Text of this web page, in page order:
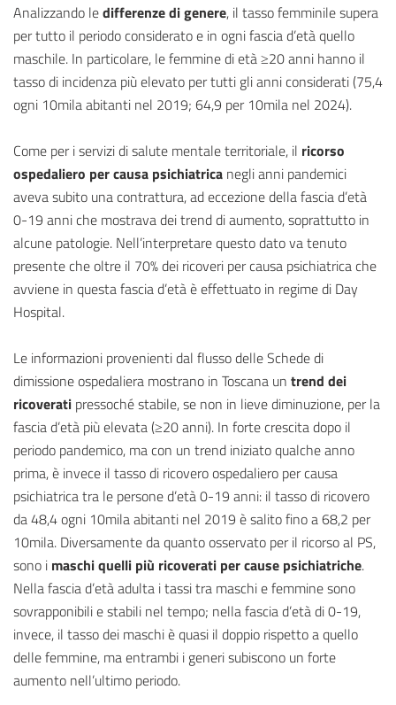
Analizzando ledifferenze di genere, il tasso femminile supera
per tutto il periodo considerato e in ogni fascia d’età quello
maschile. In particolare, le femmine di età ≥20 anni hanno il
tasso di incidenza più elevato per tutti gli anni considerati (75,4
ogni 10mila abitanti nel 2019; 64,9 per 10mila nel 2024).
Come per i servizi di salute mentale territoriale, il ricorso
ospedaliero per causa psichiatrica negli anni pandemici
aveva subito una contrattura, ad eccezione della fascia d’età
0-19 anni che mostrava dei trend di aumento, soprattutto in
alcune patologie. Nell’interpretare questo dato va tenuto
presente che oltre il 70% dei ricoveri per causa psichiatrica che
avviene in questa fascia d’età è effettuato in regime di Day
Hospital.
Le informazioni provenienti dal flusso delle Schede di
dimissione ospedaliera mostrano in Toscana un trend dei
ricoverati pressoché stabile, se non in lieve diminuzione, per la
fascia d’età più elevata (≥20 anni). In forte crescita dopo il
periodo pandemico, ma con un trend iniziato qualche anno
prima, è invece il tasso di ricovero ospedaliero per causa
psichiatrica tra le persone d’età 0-19 anni: il tasso di ricovero
da 48,4 ogni 10mila abitanti nel 2019 è salito fino a 68,2 per
10mila. Diversamente da quanto osservato per il ricorso al PS,
sono i maschi quelli più ricoverati per cause psichiatriche.
Nella fascia d’età adulta i tassi tra maschi e femmine sono
sovrapponibili e stabili nel tempo; nella fascia d’età di 0-19,
invece, il tasso dei maschi è quasi il doppio rispetto a quello
delle femmine, ma entrambi i generi subiscono un forte
aumento nell’ultimo periodo.